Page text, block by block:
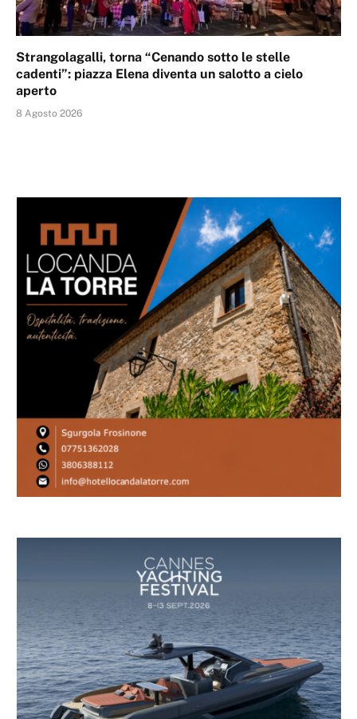
Strangolagalli, torna “Cenando sotto le stelle
cadenti”: piazza Elena diventa un salotto a cielo
aperto
8 Agosto 2026